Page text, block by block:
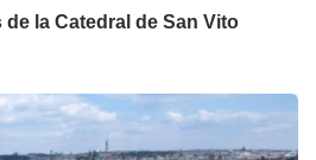
la Catedral de San Vito